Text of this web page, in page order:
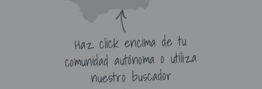
Haz click encima de tu
comunidad autónoma o utiliza
nuestro buscador